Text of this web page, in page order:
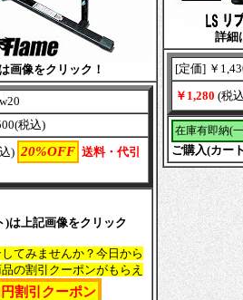
画像をクリック！
税込)
) 20%OFF 送料・代引
)は上記画像をクリック
てみませんか？今日から
の割引クーポンがもらえ
割引クーポン
詳細
[定価] ￥
￥1,280 (税
在庫有即納(
ご購入(カー